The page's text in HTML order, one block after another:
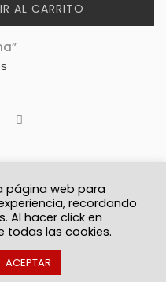
AL CARRITO
y Condiciones
página web para
recordando
Al hacer click en
todas las cookies.
ACEPTAR